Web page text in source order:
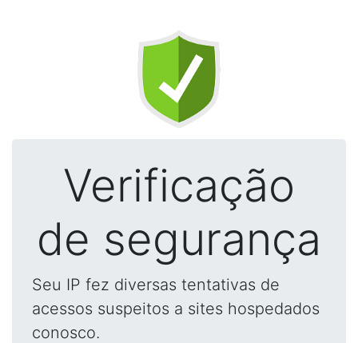
Verificação
de segurança
Seu IP fez diversas tentativas de
acessos suspeitos a sites hospedados
conosco.